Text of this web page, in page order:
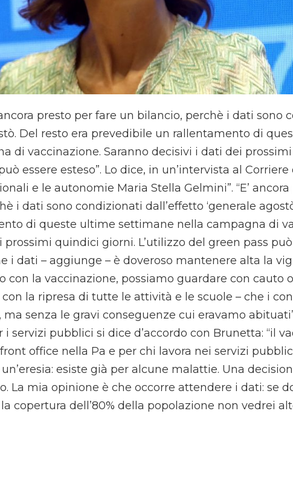
ancora presto per fare un bilancio, perchè i dati sono
Del resto era prevedibile un rallentamento di
di vaccinazione. Saranno decisivi i dati dei
essere esteso”. Lo dice, in un’intervista al Corriere
e le autonomie Maria Stella Gelmini”. “E’ ancora
i dati sono condizionati dall’effetto ‘generale
di queste ultime settimane nella campagna di
quindici giorni. L’utilizzo del green pass può
i dati – aggiunge – è doveroso mantenere alta la
con la vaccinazione, possiamo guardare con cauto
con la ripresa di tutte le attività e le scuole – che i
senza le gravi conseguenze cui eravamo
i servizi pubblici si dice d’accordo con Brunetta: “il
office nella Pa e per chi lavora nei servizi
esiste già per alcune malattie. Una
La mia opinione è che occorre attendere i dati: se
copertura dell’80% della popolazione non vedrei